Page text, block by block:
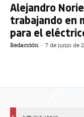
Alejandro
trabajando en
para el
Redacción - 7 de junio de